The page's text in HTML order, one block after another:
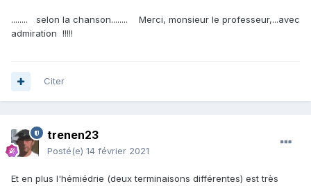
........ selon la chanson........ Merci, monsieur le professeur,...avec
admiration !!!!!
Citer
trenen23
Posté(e) 14 février 2021
Et en plus l'hémiédrie (deux terminaisons différentes) est très